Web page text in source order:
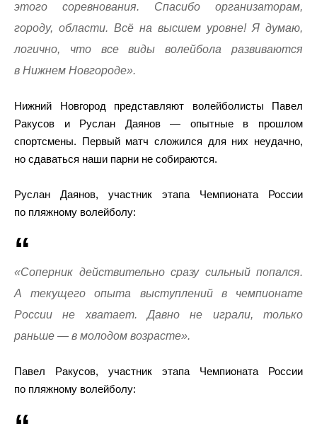
этого соревнования. Спасибо организаторам,
городу, области. Всё на высшем уровне! Я думаю,
логично, что все виды волейбола развиваются
в Нижнем Новгороде».
Нижний Новгород представляют волейболисты Павел
Ракусов и Руслан Даянов — опытные в прошлом
спортсмены. Первый матч сложился для них неудачно,
но сдаваться наши парни не собираются.
Руслан Даянов, участник этапа Чемпионата России
по пляжному волейболу:
«Соперник действительно сразу сильный попался.
А текущего опыта выступлений в чемпионате
России не хватает. Давно не играли, только
раньше — в молодом возрасте».
Павел Ракусов, участник этапа Чемпионата России
по пляжному волейболу: